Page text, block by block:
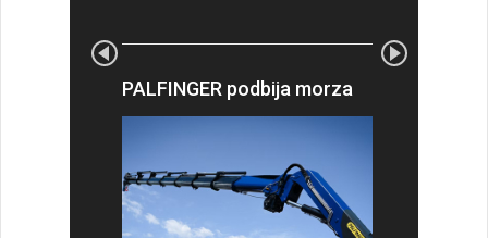
PALFINGER podbija morza